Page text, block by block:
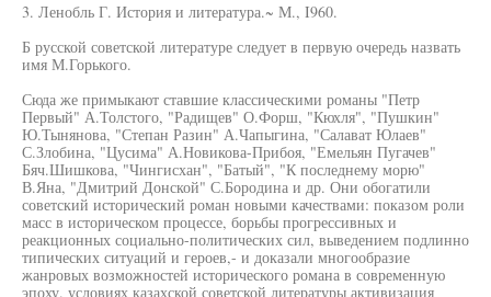
3. Ленобль Г. История и литература.~ М., I960.
Б русской советской литературе следует в первую очередь назвать
имя М.Горького.
Сюда же примыкают ставшие классическими романы "Петр
Первый" А.Толстого, "Радищев" О.Форш, "Кюхля", "Пушкин"
Ю.Тынянова, "Степан Разин" А.Чапыгина, "Салават Юлаев"
С.Злобина, "Цусима" А.Новикова-Прибоя, "Емельян Пугачев"
Бяч.Шишкова, "Чингисхан", "Батый", "К последнему морю"
В.Яна, "Дмитрий Донской" С.Бородина и др. Они обогатили
советский исторический роман новыми качествами: показом роли
масс в историческом процессе, борьбы прогрессивных и
реакционных социально-политических сил, выведением подлинно
типических ситуаций и героев,- и доказали многообразие
жанровых возможностей исторического романа в современную
эпоху. условиях казахской советской литературы активизация